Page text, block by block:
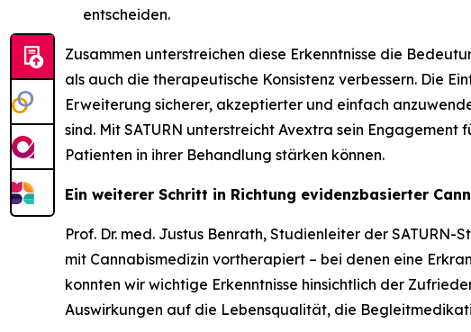
entscheiden.
Zusammen unterstreichen diese Erkenntnisse die
als auch die therapeutische Konsistenz verbessern. Die
Erweiterung sicherer, akzeptierter und einfach
sind. Mit SATURN unterstreicht Avextra sein
Patienten in ihrer Behandlung stärken können.
Ein weiterer Schritt in Richtung evidenzbasierter
Prof. Dr. med. Justus Benrath, Studienleiter der
mit Cannabismedizin vortherapiert – bei denen eine
konnten wir wichtige Erkenntnisse hinsichtlich der
Auswirkungen auf die Lebensqualität, die